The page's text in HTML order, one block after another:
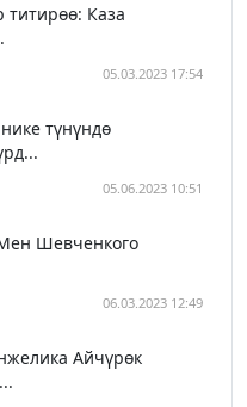
титирөө: Каза
05.03.2023 17:54
түнүндө
05.06.2023 10:51
Шевченкого
06.03.2023 12:49
Айчүрөк